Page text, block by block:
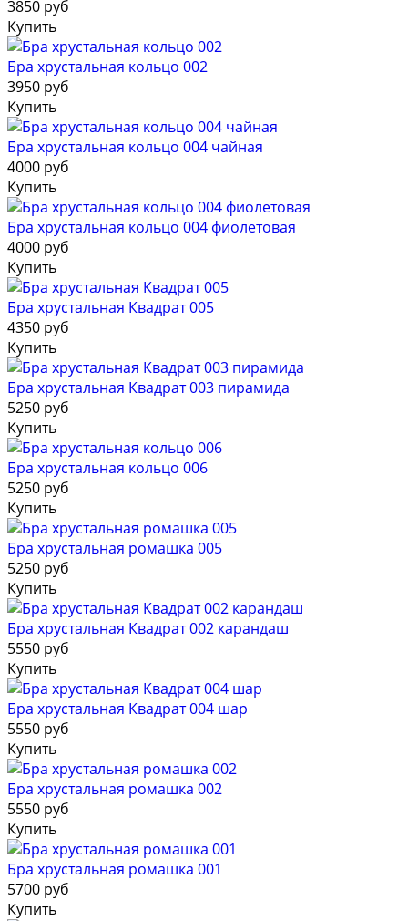
3850 руб
Купить
Бра хрустальная кольцо 002
3950 руб
Купить
Бра хрустальная кольцо 004 чайная
4000 руб
Купить
Бра хрустальная кольцо 004 фиолетовая
4000 руб
Купить
Бра хрустальная Квадрат 005
4350 руб
Купить
Бра хрустальная Квадрат 003 пирамида
5250 руб
Купить
Бра хрустальная кольцо 006
5250 руб
Купить
Бра хрустальная ромашка 005
5250 руб
Купить
Бра хрустальная Квадрат 002 карандаш
5550 руб
Купить
Бра хрустальная Квадрат 004 шар
5550 руб
Купить
Бра хрустальная ромашка 002
5550 руб
Купить
Бра хрустальная ромашка 001
5700 руб
Купить